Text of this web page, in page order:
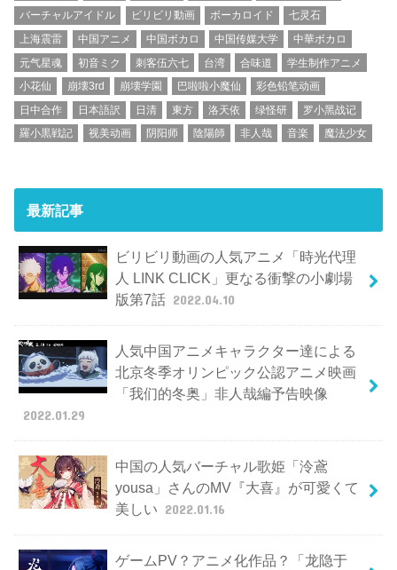
バーチャルアイドル
ビリビリ動画 ボーカロイド
七灵石
上海震雷
中国アニメ 中国ボカロ 中国传媒大学
中華ボカロ
元气星魂
初音ミク 刺客伍六七 台湾 合味道
学生制作アニメ
小花仙
崩壊3rd 崩壊学園 巴啦啦小魔仙
彩色铅笔动画
日中合作
日本語訳 日清 東方 洛天依 绿怪研
罗小黑战记
羅小黒戦記
视美动画 阴阳师 陰陽師 非人哉 音楽 魔法少女
最新記事
ビリビリ動画の人気アニメ「時光代理
人 LINK CLICK」更なる衝撃の小劇場
版第7話 2022.04.10
人気中国アニメキャラクター達による
北京冬季オリンピック公認アニメ映画
「我们的冬奥」非人哉編予告映像
2022.01.29
中国の人気バーチャル歌姫「泠鳶
yousa」さんのMV『大喜』が可愛くて
美しい 2022.01.16
ゲームPV？アニメ化作品？「龙隐于